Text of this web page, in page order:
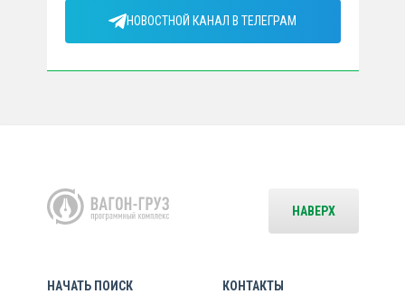
НОВОСТНОЙ КАНАЛ В ТЕЛЕГРАМ
НАЧАТЬ ПОИСК КОНТАКТЫ
НАВЕРХ